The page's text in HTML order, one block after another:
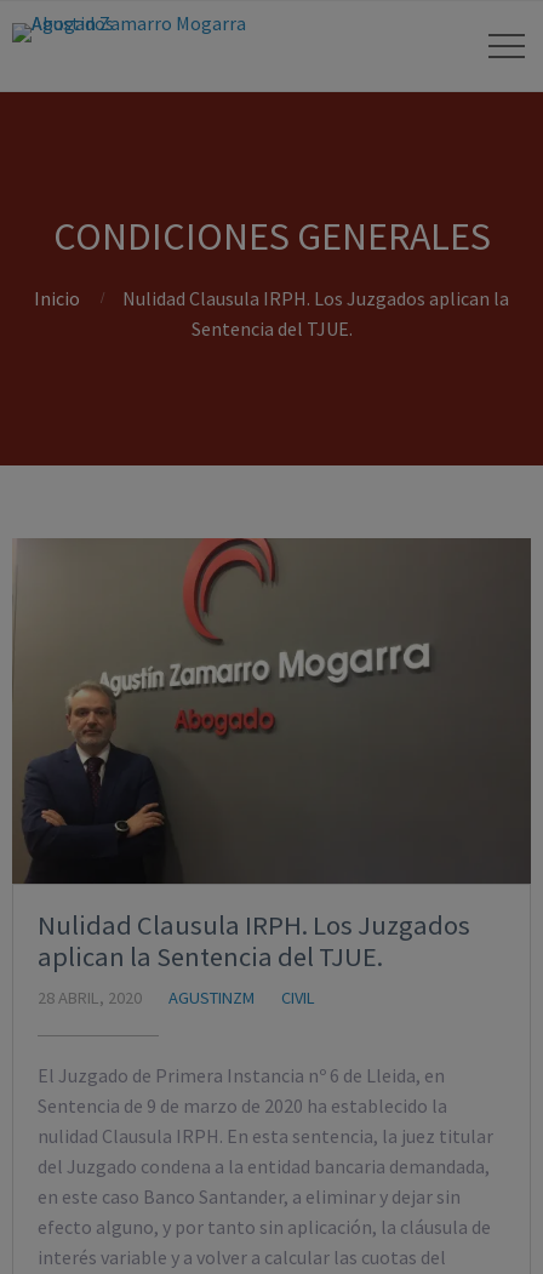
CONDICIONES GENERALES
Inicio
Nulidad Clausula IRPH. Los Juzgados aplican la
Sentencia del TJUE.
Nulidad Clausula IRPH. Los Juzgados
aplican la Sentencia del TJUE.
28 ABRIL, 2020 AGUSTINZM CIVIL
El Juzgado de Primera Instancia nº 6 de Lleida, en
Sentencia de 9 de marzo de 2020 ha establecido la
nulidad Clausula IRPH. En esta sentencia, la juez titular
del Juzgado condena a la entidad bancaria demandada,
en este caso Banco Santander, a eliminar y dejar sin
efecto alguno, y por tanto sin aplicación, la cláusula de
interés variable y a volver a calcular las cuotas del